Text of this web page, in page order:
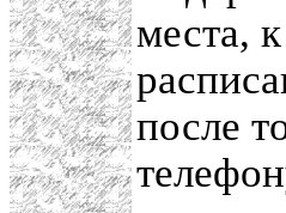
места,
после